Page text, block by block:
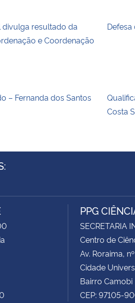
divulga resultado da
e Coordenação
– Fernanda dos Santos
Costa
PPG
SECRETARIA
Centro de
Av. Roraima,
Cidade
Bairro Camobi
CEP: 97105-